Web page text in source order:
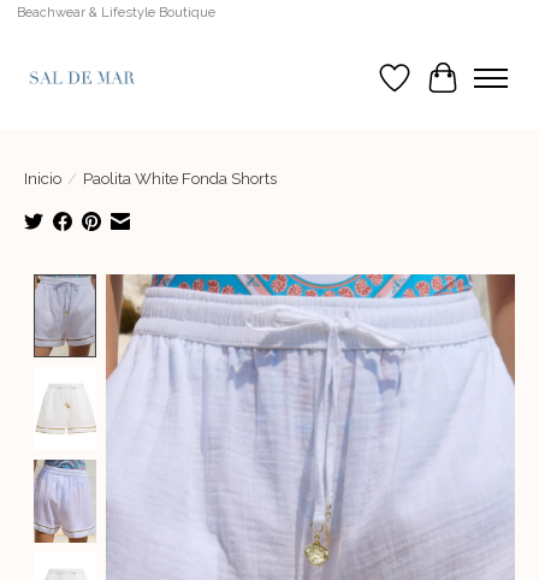
Beachwear & Lifestyle Boutique
Lista de deseos
Cesta
Inicio / Paolita White Fonda Shorts
Product image slideshow Items